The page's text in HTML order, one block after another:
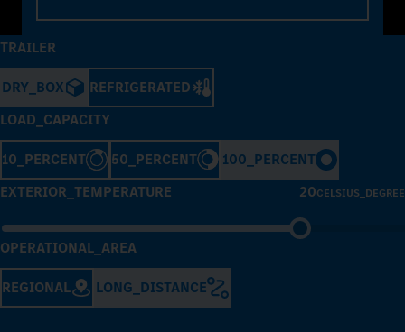
TRAILER
DRY_BOX
REFRIGERATED
LOAD_CAPACITY
10_PERCENT 50_PERCENT
100_PERCENT
EXTERIOR_TEMPERATURE
20CELSIUS_DEGREE
OPERATIONAL_AREA
REGIONAL LONG_DISTANCE